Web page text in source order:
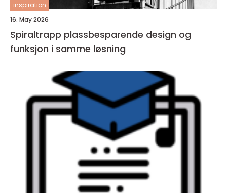
inspiration
16. May 2026
Spiraltrapp plassbesparende design og
funksjon i samme løsning